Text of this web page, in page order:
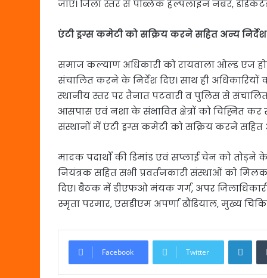
जाए। जिला स्तर से पब्लिक हेल्पलाइन नंबर,
एंटी ड्रग्स कमेटी को सक्रिय करने सहित अन्य
समाज कल्याण अधिकारी को रायवाला ओल्ड एज
संचालित करने के निर्देश दिए। साथ ही
स्थानीय स्तर पर तैनात पटवारी व पुलिस से
आसपास एवं नशा के संभावित क्षेत्रों को चिह्नित
संस्थानों में एंटी ड्रग्स कमेटी को सक्रिय करने सहित
मादक पदार्थों की डिमांड एवं सप्लाई चेन को
नियंत्रक सहित सभी प्रवर्तनकारी संस्थाओं को
दिए। बैठक में डीएफओ मंयक गर्ग, अपर
स्मृता परमार, एसडीएम अपर्णा ढाैंडियाल, मुख्य
Facebook Twitter